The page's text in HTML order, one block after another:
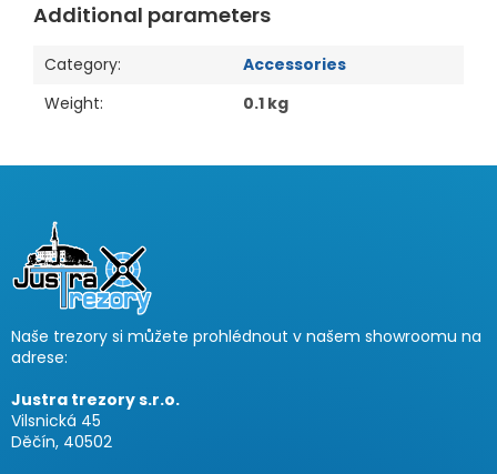
Additional parameters
Category:
Accessories
Weight: 0.1 kg
Naše trezory si můžete prohlédnout v našem showroomu na
adrese:
Justra trezory s.r.o.
Vilsnická 45
Děčín, 40502